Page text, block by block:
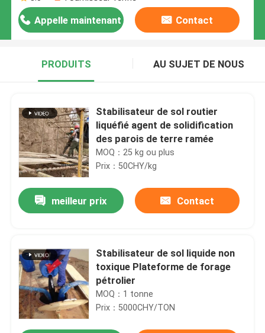
Appelle maintenant Contact
PRODUITS AU SUJET DE NOUS
Stabilisateur de sol routier
liquéfié agent de solidification
des parois de terre ramée
MOQ：25 kg ou plus
Prix：50CHY/kg
meilleur prix Contact
Stabilisateur de sol liquide non
toxique Plateforme de forage
pétrolier
MOQ：1 tonne
Prix：5000CHY/TON